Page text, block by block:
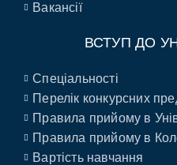
Вакансії
ВСТУП ДО
Спеціальності
Перелік конкурсних
Правила прийому в
Правила прийому в
Вартість навчання